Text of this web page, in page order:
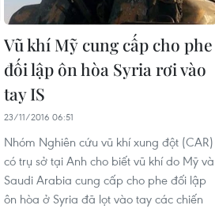
Vũ khí Mỹ cung cấp cho phe
đối lập ôn hòa Syria rơi vào
tay IS
23/11/2016 06:51
Nhóm Nghiên cứu vũ khí xung đột (CAR)
có trụ sở tại Anh cho biết vũ khí do Mỹ và
Saudi Arabia cung cấp cho phe đối lập
ôn hòa ở Syria đã lọt vào tay các chiến